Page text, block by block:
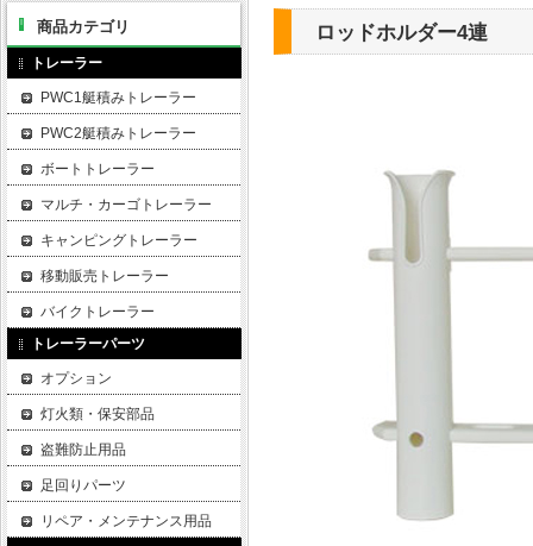
ロッドホルダー4連
商品カテゴリ
トレーラー
PWC1艇積みトレーラー
PWC2艇積みトレーラー
ボートトレーラー
マルチ・カーゴトレーラー
キャンピングトレーラー
移動販売トレーラー
バイクトレーラー
トレーラーパーツ
オプション
灯火類・保安部品
盗難防止用品
足回りパーツ
リペア・メンテナンス用品